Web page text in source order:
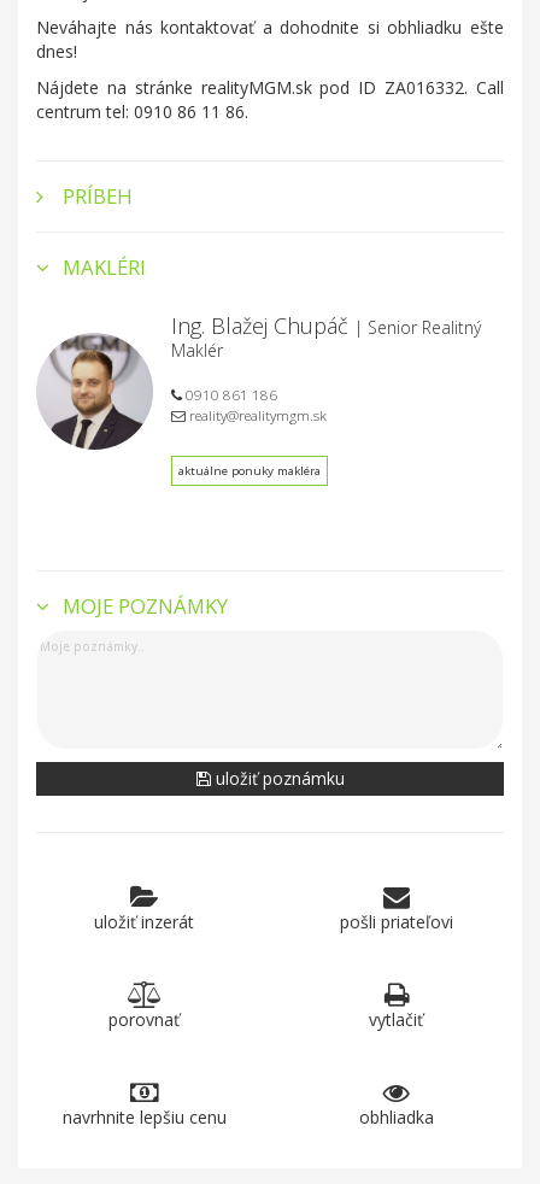
Neváhajte nás kontaktovať a dohodnite si obhliadku ešte
dnes!
Nájdete na stránke realityMGM.sk pod ID ZA016332. Call
centrum tel: 0910 86 11 86.
PRÍBEH
MAKLÉRI
Ing. Blažej Chupáč | Senior Realitný
Maklér
0910 861 186
reality@realitymgm.sk
aktuálne ponuky makléra
MOJE POZNÁMKY
uložiť poznámku
uložiť inzerát pošli priateľovi
porovnať vytlačiť
navrhnite lepšiu cenu obhliadka